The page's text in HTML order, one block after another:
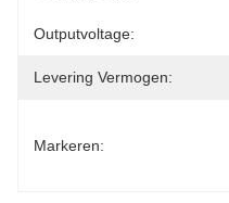
Outputvoltage:
Levering Vermogen:
Markeren: